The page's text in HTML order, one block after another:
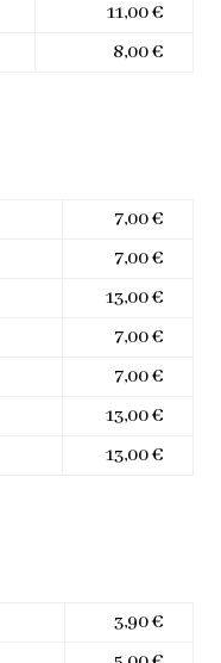
11,00 €
8,00 €
7,00 €
7,00 €
13,00 €
7,00 €
7,00 €
13,00 €
13,00 €
3,90 €